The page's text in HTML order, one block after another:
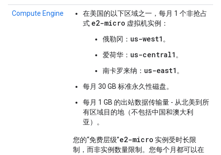
Compute Engine
在美国的以下区域之一，每月 1 个非抢占
式 e2-micro 虚拟机实例：
俄勒冈： us-west1 。
爱荷华： us-central1 。
南卡罗来纳： us-east1 。
每月 30 GB 标准永久性磁盘。
每月 1 GB 的出站数据传输量 - 从北美到所
有区域目的地（不包括中国和澳大利
亚）。
您的“免费层级”e2-micro 实例受时长限
制，而非实例数量限制。您每个月都可以在